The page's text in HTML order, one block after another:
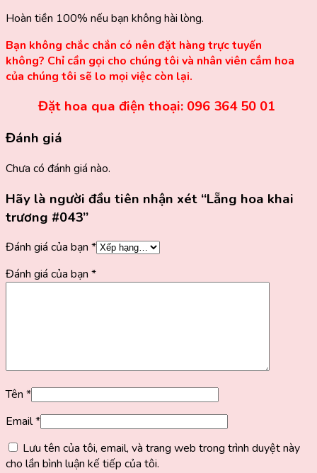
Hoàn tiền 100% nếu bạn không hài lòng.
Bạn không chắc chắn có nên đặt hàng trực tuyến
không? Chỉ cần gọi cho chúng tôi và nhân viên cắm hoa
của chúng tôi sẽ lo mọi việc còn lại.
Đặt hoa qua điện thoại: 096 364 50 01
Đánh giá
Chưa có đánh giá nào.
Hãy là người đầu tiên nhận xét “Lẵng hoa khai
trương #043”
Đánh giá của bạn *
Đánh giá của bạn *
Tên *
Email*
Lưu tên của tôi, email, và trang web trong trình duyệt này
cho lần bình luận kế tiếp của tôi.